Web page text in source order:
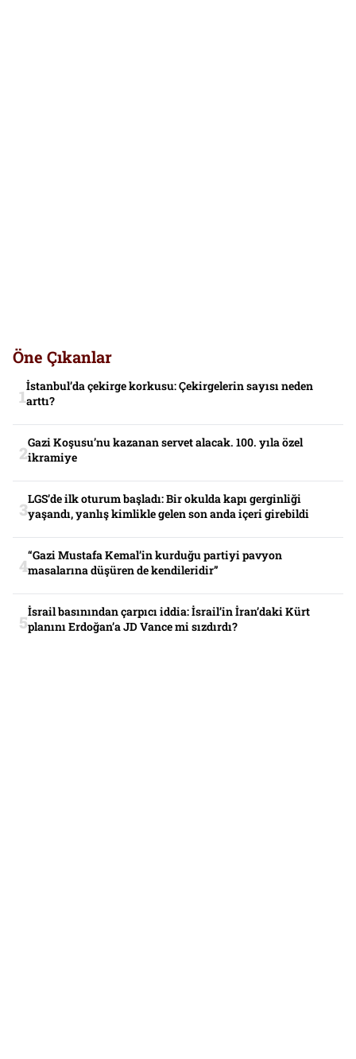
Öne Çıkanlar
İstanbul’da çekirge korkusu: Çekirgelerin sayısı neden
arttı?
Gazi Koşusu’nu kazanan servet alacak. 100. yıla özel
ikramiye
LGS’de ilk oturum başladı: Bir okulda kapı gerginliği
yaşandı, yanlış kimlikle gelen son anda içeri girebildi
“Gazi Mustafa Kemal’in kurduğu partiyi pavyon
masalarına düşüren de kendileridir”
İsrail basınından çarpıcı iddia: İsrail’in İran’daki Kürt
planını Erdoğan’a JD Vance mi sızdırdı?